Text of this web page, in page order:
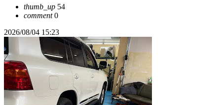
thumb_up 54
comment0
2026/08/04 15:23